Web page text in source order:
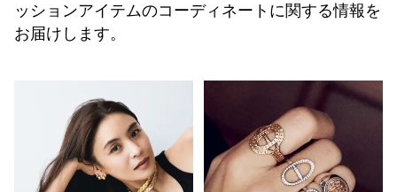
ッションアイテムのコーディネートに関する情報を
お届けします。